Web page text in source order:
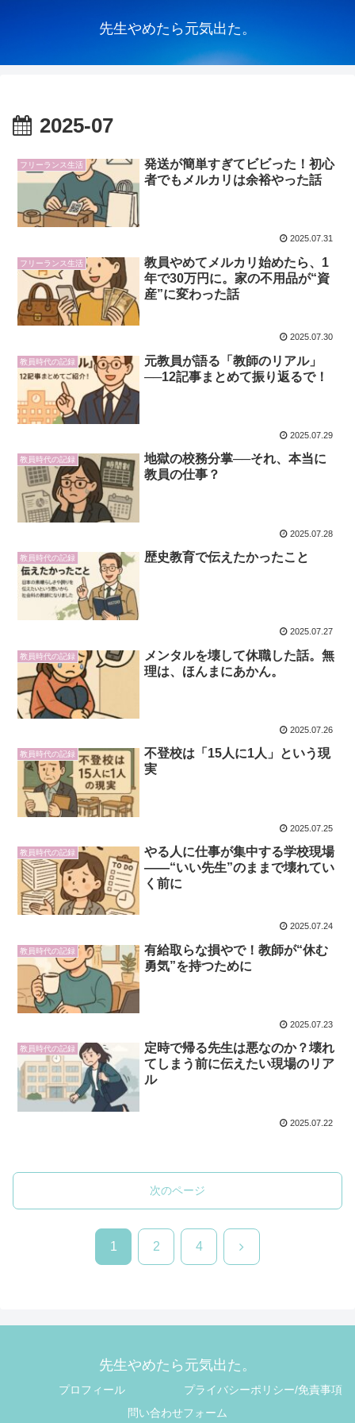
先生やめたら元気出た。
2025-07
フリーランス生活
発送が簡単すぎてビビった！初心
者でもメルカリは余裕やった話
2025.07.31
フリーランス生活
教員やめてメルカリ始めたら、1
年で30万円に。家の不用品が“資
産”に変わった話
2025.07.30
教員時代の記録
元教員が語る「教師のリアル」
──12記事まとめて振り返るで！
2025.07.29
教員時代の記録
地獄の校務分掌──それ、本当に
教員の仕事？
2025.07.28
教員時代の記録 歴史教育で伝えたかったこと
2025.07.27
教員時代の記録
メンタルを壊して休職した話。無
理は、ほんまにあかん。
2025.07.26
教員時代の記録
不登校は「15人に1人」という現
実
2025.07.25
教員時代の記録
やる人に仕事が集中する学校現場
――“いい先生”のままで壊れてい
く前に
2025.07.24
教員時代の記録
有給取らな損やで！教師が“休む
勇気”を持つために
2025.07.23
教員時代の記録
定時で帰る先生は悪なのか？壊れ
てしまう前に伝えたい現場のリア
ル
2025.07.22
次のページ
1 2 4 次
先生やめたら元気出た。
プロフィール
プライバシーポリシー/免責事項
問い合わせフォーム